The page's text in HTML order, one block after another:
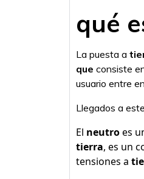
qué
La puesta a
que consiste
usuario entre
Llegados a
El neutroes
tierra, es un
tensiones a